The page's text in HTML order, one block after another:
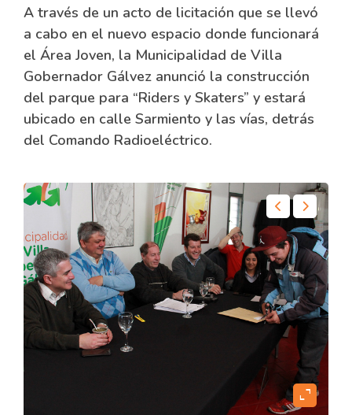
A través de un acto de licitación que se llevó
a cabo en el nuevo espacio donde funcionará
el Área Joven, la Municipalidad de Villa
Gobernador Gálvez anunció la construcción
del parque para “Riders y Skaters” y estará
ubicado en calle Sarmiento y las vías, detrás
del Comando Radioeléctrico.
expand_content